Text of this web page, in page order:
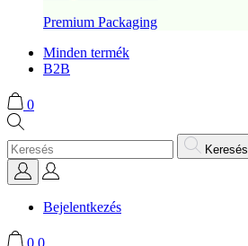
Premium Packaging
Minden termék
B2B
0
Keresés
Bejelentkezés
0 0